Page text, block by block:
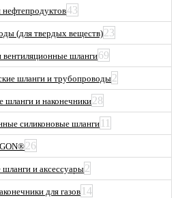
43
(для твердых веществ)23
шланги69
шланги и трубопроводы2
шланги и наконечники28
силиконовые шланги11
26
и аксессуары2
для газов 14